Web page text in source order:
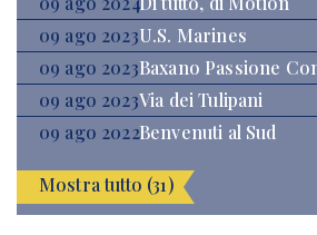
09 ago 2023U.S. Marines
09 ago 2023Baxano Passione
09 ago 2023Via dei Tulipani
09 ago 2022Benvenuti al Sud
Mostra tutto (31)